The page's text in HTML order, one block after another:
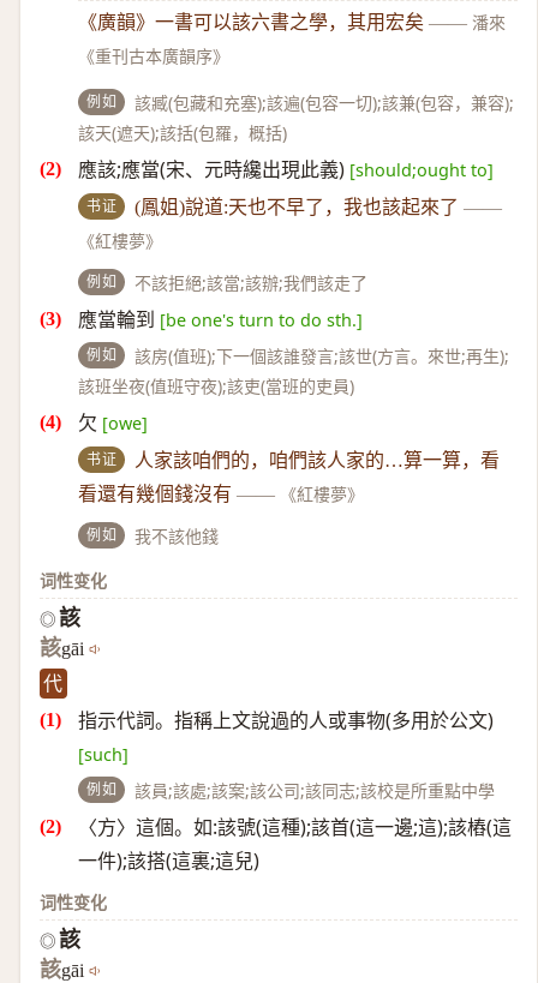
《廣韻》一書可以該六書之學，其用宏矣 —— 潘來
《重刊古本廣韻序》
例如
該臧(包藏和充塞);該遍(包容一切);該兼(包容，兼容);
該天(遮天);該括(包羅，概括)
應該;應當(宋、元時纔出現此義) [should;ought to]
书证 (鳳姐)說道:天也不早了，我也該起來了 ——
《紅樓夢》
例如 不該拒絕;該當;該辦;我們該走了
應當輪到 [be one's turn to do sth.]
例如
該房(值班);下一個該誰發言;該世(方言。來世;再生);
該班坐夜(值班守夜);該吏(當班的吏員)
欠 [owe]
书证
人家該咱們的，咱們該人家的…算一算，看
看還有幾個錢沒有 —— 《紅樓夢》
例如
我不該他錢
词性变化
◎ 該
該gāi
代
指示代詞。指稱上文說過的人或事物(多用於公文)
[such]
例如 該員;該處;該案;該公司;該同志;該校是所重點中學
〈方〉這個。如:該號(這種);該首(這一邊;這);該樁(這
一件);該搭(這裏;這兒)
词性变化
◎ 該
該gāi